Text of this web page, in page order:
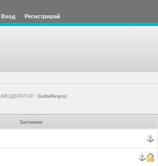
Вход Регистрирай
(МОДЕРАТОР: GattaNegra)
Заглавие